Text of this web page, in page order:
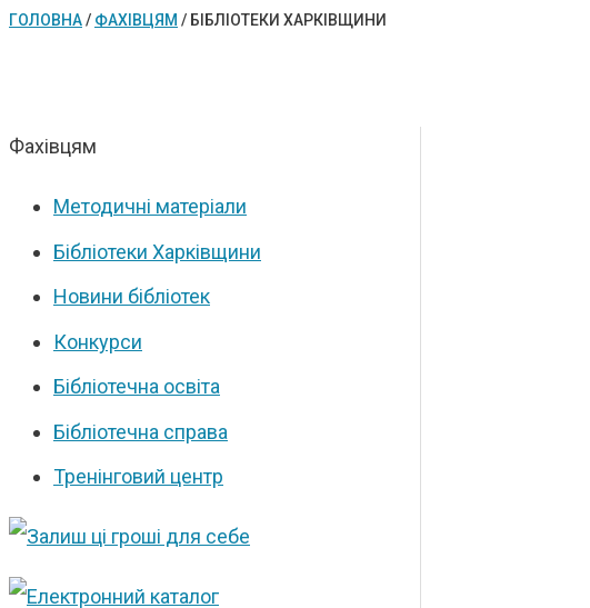
ГОЛОВНА/ ФАХІВЦЯМ / БІБЛІОТЕКИ ХАРКІВЩИНИ
Фахівцям
Методичні матеріали
Бібліотеки Харківщини
Новини бібліотек
Конкурси
Бібліотечна освіта
Бібліотечна справа
Тренінговий центр